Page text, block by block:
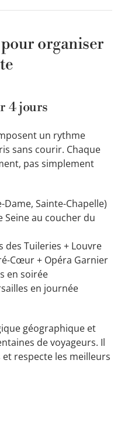
organiser
4 jours
un rythme
sans courir. Chaque
pas simplement
Sainte-Chapelle)
Seine au coucher du
des Tuileries + Louvre
Cœur + Opéra Garnier
en soirée
en journée
géographique et
de voyageurs. Il
respecte les meilleurs